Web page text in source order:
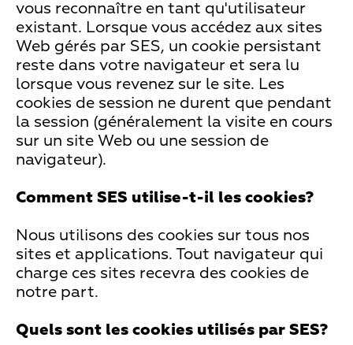
vous reconnaître en tant qu'utilisateur
existant. Lorsque vous accédez aux sites
Web gérés par SES, un cookie persistant
reste dans votre navigateur et sera lu
lorsque vous revenez sur le site. Les
cookies de session ne durent que pendant
la session (généralement la visite en cours
sur un site Web ou une session de
navigateur).
Comment SES utilise-t-il les cookies?
Nous utilisons des cookies sur tous nos
sites et applications. Tout navigateur qui
charge ces sites recevra des cookies de
notre part.
Quels sont les cookies utilisés par SES?